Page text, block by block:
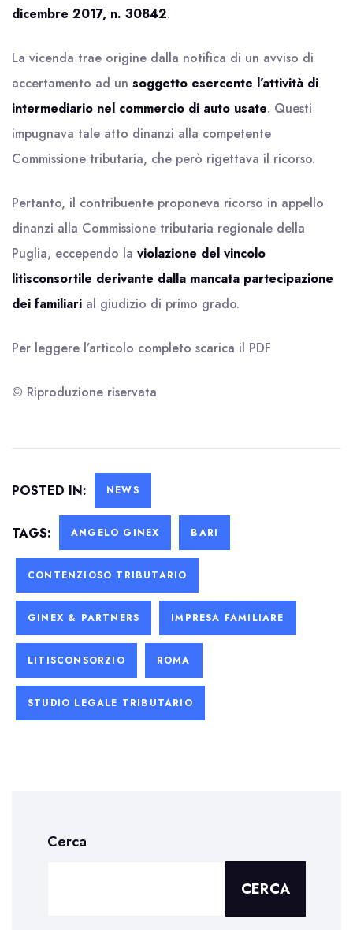
dicembre 2017, n. 30842.
La vicenda trae origine dalla notifica di un avviso di
accertamento ad un soggetto esercente l’attività di
intermediario nel commercio di auto usate. Questi
impugnava tale atto dinanzi alla competente
Commissione tributaria, che però rigettava il ricorso.
Pertanto, il contribuente proponeva ricorso in appello
dinanzi alla Commissione tributaria regionale della
Puglia, eccependo la violazione del vincolo
litisconsortile derivante dalla mancata partecipazione
dei familiari al giudizio di primo grado.
Per leggere l’articolo completo scarica il PDF
© Riproduzione riservata
POSTED IN: NEWS
TAGS: ANGELO GINEX BARI
CONTENZIOSO TRIBUTARIO
GINEX & PARTNERS IMPRESA FAMILIARE
LITISCONSORZIO ROMA
STUDIO LEGALE TRIBUTARIO
Cerca
CERCA